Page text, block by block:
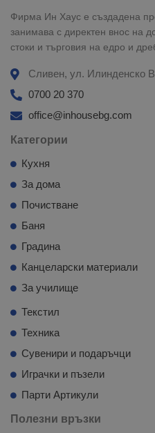
Фирма Ин Хаус е създадена
занимава с директен внос на
стоки и търговия на едро и
Сливен, ул. Илинденско
0700 20 370
office@inhousebg.com
Категории
Кухня
За дома
Почистване
Баня
Градина
Канцеларски материали
За училище
Текстил
Техника
Сувенири и подаръчци
Играчки и пъзели
Парти Артикули
Полезни връзки